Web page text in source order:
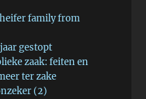
family from
gestopt
zaak: feiten en
ter zake
(2)